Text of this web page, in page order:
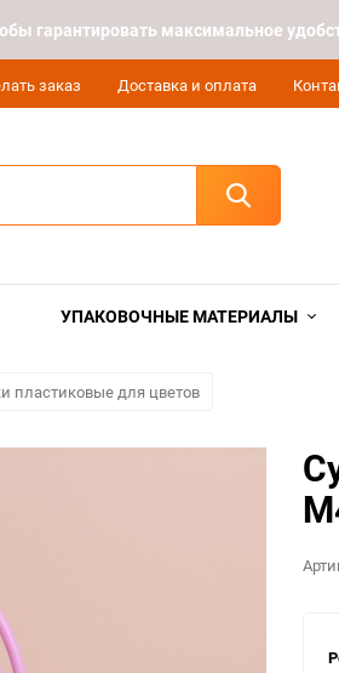
гарантировать максимальное
заказ Доставка и оплата
УПАКОВОЧНЫЕ МАТЕРИАЛЫ
пластиковые для цветов